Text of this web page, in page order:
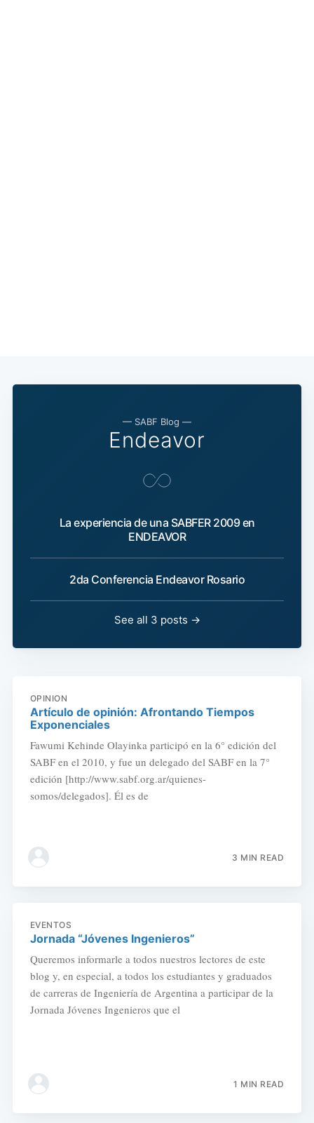
— SABF Blog —
Endeavor
La experiencia de una SABFER 2009 en
ENDEAVOR
2da Conferencia Endeavor Rosario
See all 3 posts →
OPINION
Artículo de opinión: Afrontando Tiempos
Exponenciales
Fawumi Kehinde Olayinka participó en la 6° edición del
SABF en el 2010, y fue un delegado del SABF en la 7°
edición [http://www.sabf.org.ar/quienes-
somos/delegados]. Él es de
3 MIN READ
EVENTOS
Jornada “Jóvenes Ingenieros”
Queremos informarle a todos nuestros lectores de este
blog y, en especial, a todos los estudiantes y graduados
de carreras de Ingeniería de Argentina a participar de la
Jornada Jóvenes Ingenieros que el
1 MIN READ